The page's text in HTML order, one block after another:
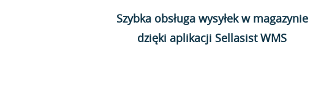
Szybka obsługa wysyłek w magazynie
dzięki aplikacji Sellasist WMS